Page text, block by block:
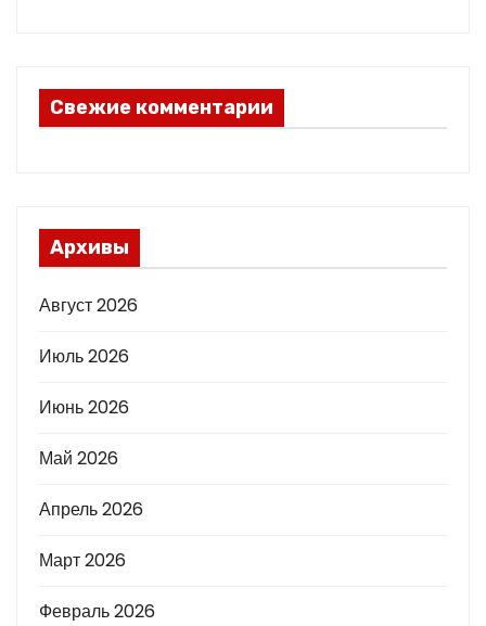
Свежие комментарии
Архивы
Август 2026
Июль 2026
Июнь 2026
Май 2026
Апрель 2026
Март 2026
Февраль 2026